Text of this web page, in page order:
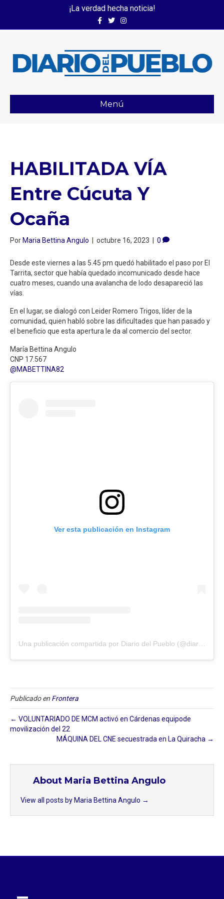
¡La verdad hecha noticia!
FacebookTwitterInstagram
Menú
HABILITADA VÍA
Entre Cúcuta Y
Ocaña
PorMaria Bettina Angulo | octubre 16, 2023 | 0
Desde este viernes a las 5.45 pm quedó habilitado el paso por El
Tarrita, sector que había quedado incomunicado desde hace
cuatro meses, cuando una avalancha de lodo desapareció las
vías.
En el lugar, se dialogó con Leider Romero Trigos, líder de la
comunidad, quien habló sobre las dificultades que han pasado y
el beneficio que esta apertura le da al comercio del sector.
María Bettina Angulo
CNP 17.567
@MABETTINA82
Ver esta publicación en Instagram
Publicado en Frontera
← VOLUNTARIADO DE MCM activó en Cárdenas equipode
movilización del 22
MÁQUINA DEL CNE secuestrada en La Quiracha →
About Maria Bettina Angulo
View all posts by Maria Bettina Angulo →